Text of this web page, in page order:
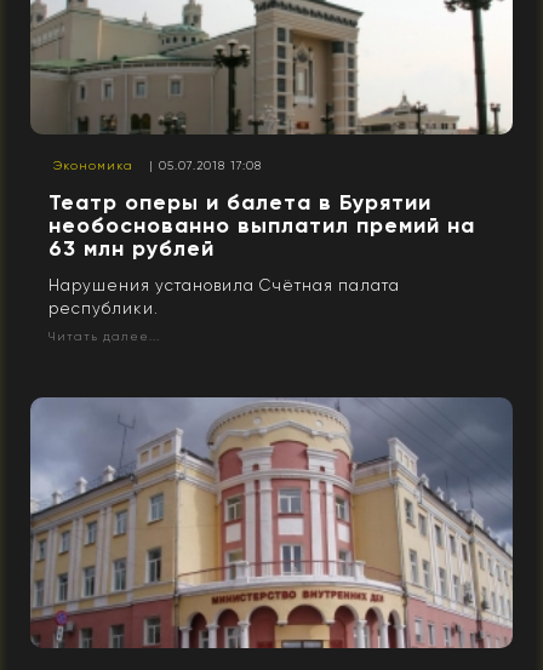
Экономика | 05.07.2018 17:08
Театр оперы и балета в Бурятии
необоснованно выплатил премий на
63 млн рублей
Нарушения установила Счётная палата
республики.
Читать далее...